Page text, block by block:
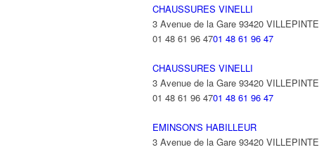
CHAUSSURES VINELLI
3 Avenue de la Gare 93420 VILLEPINTE
01 48 61 96 4701 48 61 96 47
CHAUSSURES VINELLI
3 Avenue de la Gare 93420 VILLEPINTE
01 48 61 96 4701 48 61 96 47
EMINSON'S HABILLEUR
3 Avenue de la Gare 93420 VILLEPINTE